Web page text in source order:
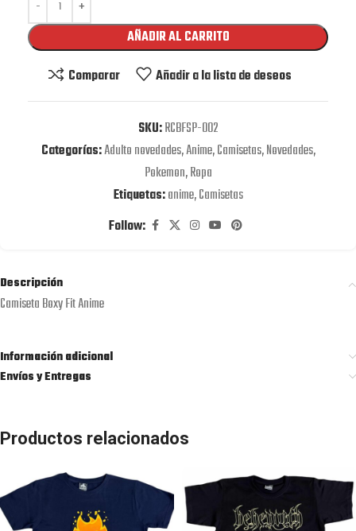
AÑADIR AL CARRITO
Comparar
Añadir a la lista de deseos
SKU:RCBFSP-002
Categorías:Adulto novedades,Anime,Camisetas,Novedades,
Pokemon,Ropa
Etiquetas:anime,Camisetas
Follow:
Descripción
Camiseta Boxy Fit Anime
Información adicional
Envíos y Entregas
Productos relacionados